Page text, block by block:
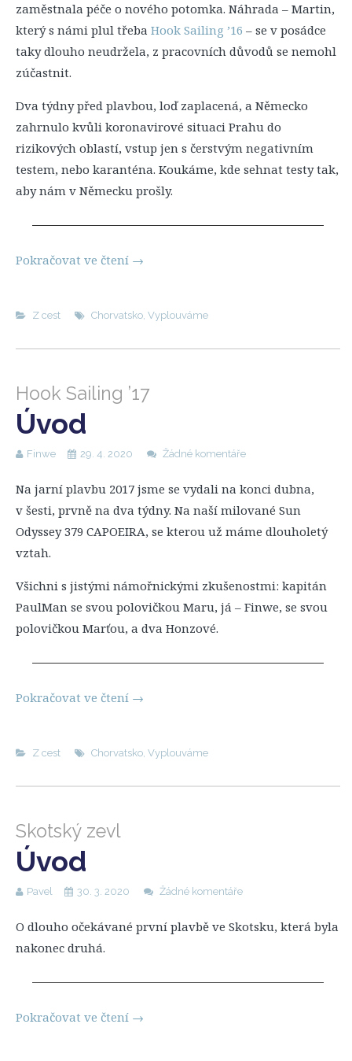
zaměstnala péče o nového potomka. Náhrada – Martin,
který s námi plul třeba Hook Sailing ’16 – se v posádce
taky dlouho neudržela, z pracovních důvodů se nemohl
zúčastnit.
Dva týdny před plavbou, loď zaplacená, a Německo
zahrnulo kvůli koronavirové situaci Prahu do
rizikových oblastí, vstup jen s čerstvým negativním
testem, nebo karanténa. Koukáme, kde sehnat testy tak,
aby nám v Německu prošly.
Pokračovat ve čtení →
Z cest Chorvatsko, Vyplouváme
Hook Sailing ’17
Úvod
Finwe 29. 4. 2020 Žádné komentáře
Na jarní plavbu 2017 jsme se vydali na konci dubna,
v šesti, prvně na dva týdny. Na naší milované Sun
Odyssey 379 CAPOEIRA, se kterou už máme dlouholetý
vztah.
Všichni s jistými námořnickými zkušenostmi: kapitán
PaulMan se svou polovičkou Maru, já – Finwe, se svou
polovičkou Marťou, a dva Honzové.
Pokračovat ve čtení →
Z cest Chorvatsko, Vyplouváme
Skotský zevl
Úvod
Pavel 30. 3. 2020 Žádné komentáře
O dlouho očekávané první plavbě ve Skotsku, která byla
nakonec druhá.
Pokračovat ve čtení →